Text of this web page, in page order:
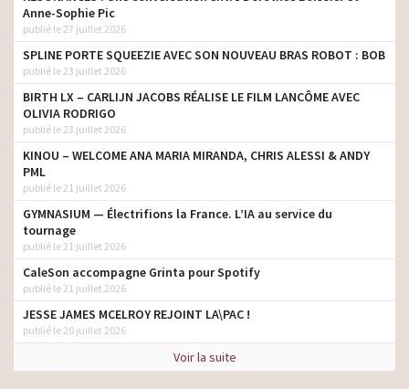
Anne-Sophie Pic
publié le 27 juillet 2026
SPLINE PORTE SQUEEZIE AVEC SON NOUVEAU BRAS ROBOT : BOB
publié le 23 juillet 2026
BIRTH LX – CARLIJN JACOBS RÉALISE LE FILM LANCÔME AVEC
OLIVIA RODRIGO
publié le 23 juillet 2026
KINOU – WELCOME ANA MARIA MIRANDA, CHRIS ALESSI & ANDY
PML
publié le 21 juillet 2026
GYMNASIUM — Électrifions la France. L’IA au service du
tournage
publié le 21 juillet 2026
CaleSon accompagne Grinta pour Spotify
publié le 21 juillet 2026
JESSE JAMES MCELROY REJOINT LA\PAC !
publié le 20 juillet 2026
Voir la suite